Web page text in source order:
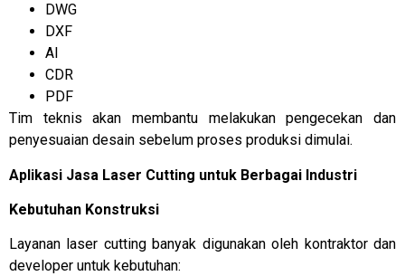
DWG
DXF
AI
CDR
PDF
Tim teknis akan membantu melakukan pengecekan dan
penyesuaian desain sebelum proses produksi dimulai.
Aplikasi Jasa Laser Cutting untuk Berbagai Industri
Kebutuhan Konstruksi
Layanan laser cutting banyak digunakan oleh kontraktor dan
developer untuk kebutuhan: